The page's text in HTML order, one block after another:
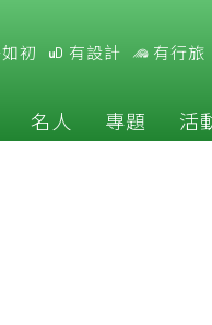
初 有設計 有行旅
名人 專題 活